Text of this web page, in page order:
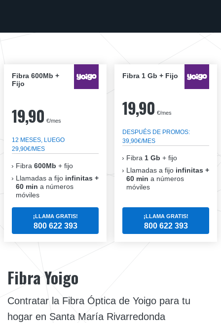
Fibra 600Mb +
Fijo
19,90 €/mes
12 MESES, LUEGO
29,90€/MES
Fibra 600Mb + fijo
Llamadas a fijo infinitas +
60 min a números
móviles
¡LLAMA GRATIS!
800 622 393
Fibra 1 Gb + Fijo
19,90 €/mes
DESPUÉS DE PROMOS:
39,90€/MES
Fibra 1 Gb + fijo
Llamadas a fijo infinitas +
60 min a números
móviles
¡LLAMA GRATIS!
800 622 393
Fibra Yoigo
Contratar la Fibra Óptica de Yoigo para tu
hogar en Santa María Rivarredonda